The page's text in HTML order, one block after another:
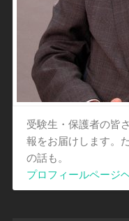
受験生・保護者の皆
報をお届けします。
の話も。
プロフィールページ